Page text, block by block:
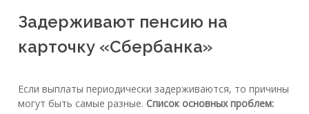
Задерживают пенсию на
карточку «Сбербанка»
Если выплаты периодически задерживаются, то причины
могут быть самые разные. Список основных проблем: